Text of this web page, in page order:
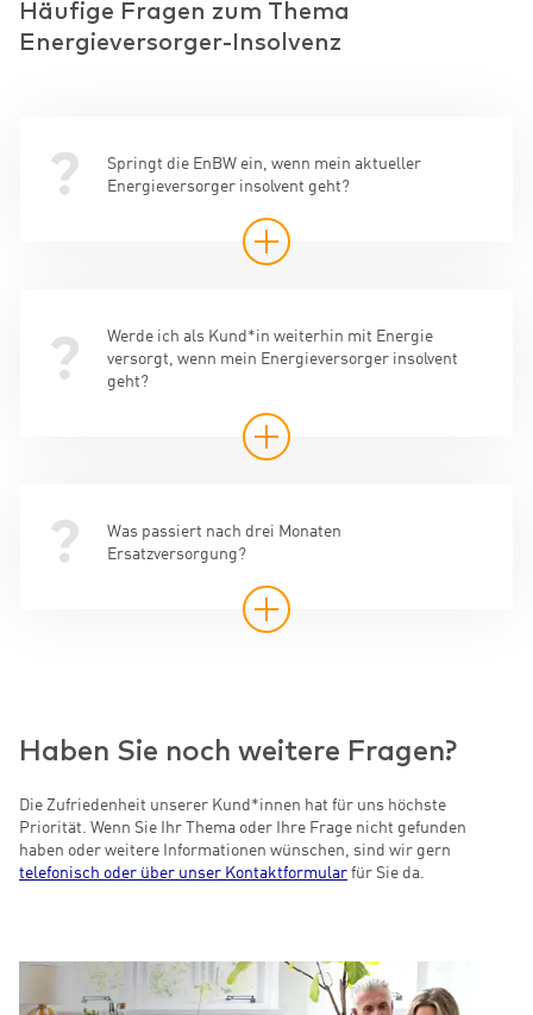
Häufige Fragen zum Thema
Energieversorger-Insolvenz
Springt die EnBW ein, wenn mein aktueller
Energieversorger insolvent geht?
Werde ich als Kund*in weiterhin mit Energie
versorgt, wenn mein Energieversorger insolvent
geht?
Was passiert nach drei Monaten
Ersatzversorgung?
Haben Sie noch weitere Fragen?
Die Zufriedenheit unserer Kund*innen hat für uns höchste
Priorität. Wenn Sie Ihr Thema oder Ihre Frage nicht gefunden
haben oder weitere Informationen wünschen, sind wir gern
telefonisch oder über unser Kontaktformular für Sie da.